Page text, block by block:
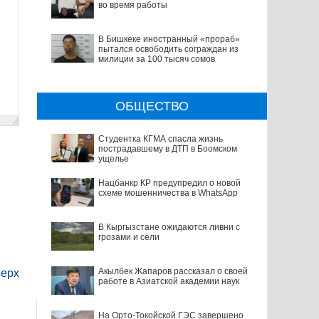
во время работы
В Бишкеке иностранный «прораб»
пытался освободить сограждан из
милиции за 100 тысяч сомов
ОБЩЕСТВО
Студентка КГМА спасла жизнь
пострадавшему в ДТП в Боомском
ущелье
Нацбанкр КР предупредил о новой
схеме мошенничества в WhatsApp
В Кыргызстане ожидаются ливни с
грозами и сели
Акылбек Жапаров рассказал о своей
работе в Азиатской академии наук
На Орто-Токойской ГЭС завершено